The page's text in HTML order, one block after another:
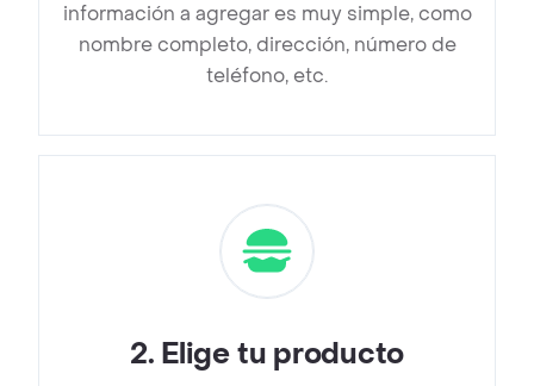
información a agregar es muy simple, como
nombre completo, dirección, número de
teléfono, etc.
2. Elige tu producto